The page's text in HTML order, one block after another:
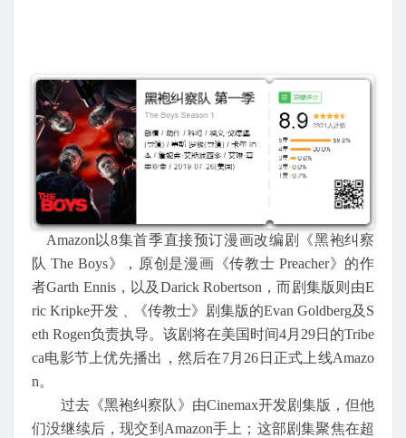
Amazon以8集首季直接预订漫画改编剧《黑袍纠察
队 The Boys》，原创是漫画《传教士 Preacher》的作
者Garth Ennis，以及Darick Robertson，而剧集版则由E
ric Kripke开发﹑《传教士》剧集版的Evan Goldberg及S
eth Rogen负责执导。该剧将在美国时间4月29日的Tribe
ca电影节上优先播出，然后在7月26日正式上线Amazo
n。
过去《黑袍纠察队》由Cinemax开发剧集版，但他
们没继续后，现交到Amazon手上；这部剧集聚焦在超